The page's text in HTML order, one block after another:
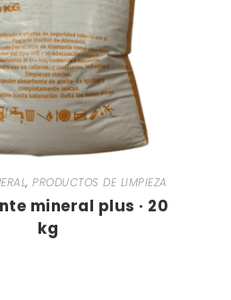
,PRODUCTOS DE LIMPIEZA
mineral plus · 20
kg